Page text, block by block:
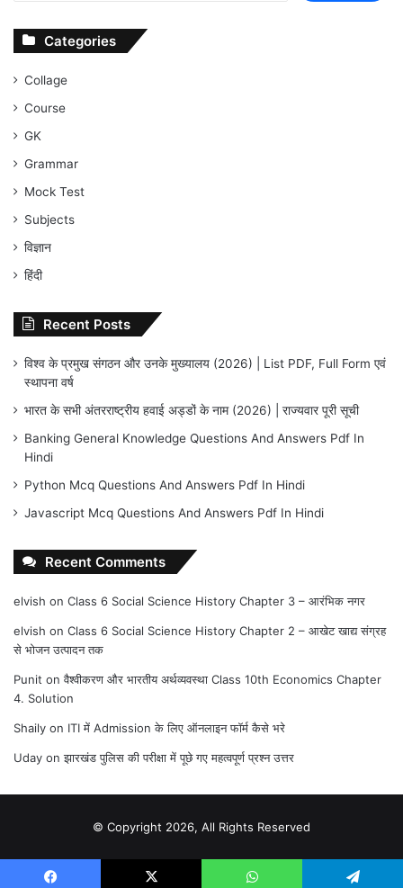
Categories
Collage
Course
GK
Grammar
Mock Test
Subjects
विज्ञान
हिंदी
Recent Posts
विश्व के प्रमुख संगठन और उनके मुख्यालय (2026) | List PDF, Full Form एवं
स्थापना वर्ष
भारत के सभी अंतरराष्ट्रीय हवाई अड्डों के नाम (2026) | राज्यवार पूरी सूची
Banking General Knowledge Questions And Answers Pdf In
Hindi
Python Mcq Questions And Answers Pdf In Hindi
Javascript Mcq Questions And Answers Pdf In Hindi
Recent Comments
elvish on Class 6 Social Science History Chapter 3 – आरंभिक नगर
elvish on Class 6 Social Science History Chapter 2 – आखेट खाद्य संग्रह
से भोजन उत्पादन तक
Punit onवैश्वीकरण और भारतीय अर्थव्यवस्था Class 10th Economics Chapter
4. Solution
Shaily on ITI में Admission के लिए ऑनलाइन फॉर्म कैसे भरे
Uday onझारखंड पुलिस की परीक्षा में पूछे गए महत्वपूर्ण प्रश्न उत्तर
© Copyright 2026, All Rights Reserved